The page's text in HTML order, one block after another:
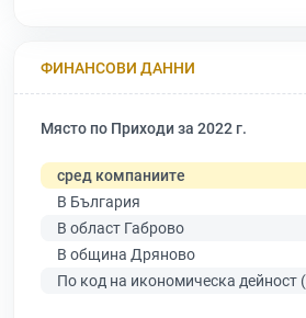
ФИНАНСОВИ ДАННИ
Място по Приходи за 2022 г.
сред компаниите
В България
В област Габрово
В община Дряново
По код на икономическа дейност